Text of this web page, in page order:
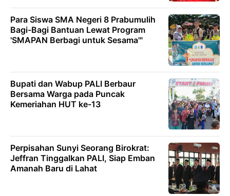
Para Siswa SMA Negeri 8 Prabumulih
Bagi-Bagi Bantuan Lewat Program
'SMAPAN Berbagi untuk Sesama'"
Bupati dan Wabup PALI Berbaur
Bersama Warga pada Puncak
Kemeriahan HUT ke-13
Perpisahan Sunyi Seorang Birokrat:
Jeffran Tinggalkan PALI, Siap Emban
Amanah Baru di Lahat